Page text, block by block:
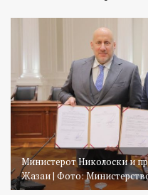
Министерот Николоски и
Жазаи | Фото: